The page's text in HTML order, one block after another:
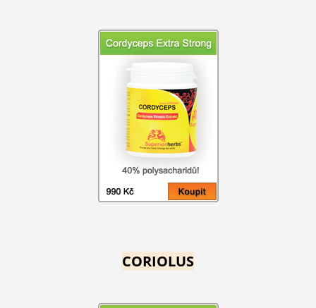
CORIOLUS